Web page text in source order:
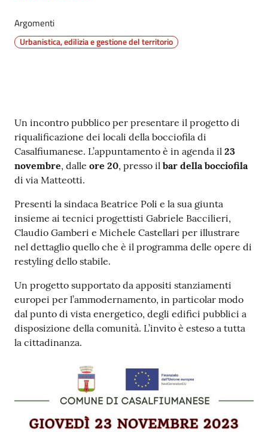
Argomenti
Urbanistica, edilizia e gestione del territorio
Contenuto
Un incontro pubblico per presentare il progetto di
riqualificazione dei locali della bocciofila di
Casalfiumanese. L’appuntamento è in agenda il 23
novembre, dalle ore 20, presso il bar della bocciofila
di via Matteotti.
Presenti la sindaca Beatrice Poli e la sua giunta
insieme ai tecnici progettisti Gabriele Baccilieri,
Claudio Gamberi e Michele Castellari per illustrare
nel dettaglio quello che è il programma delle opere di
restyling dello stabile.
Un progetto supportato da appositi stanziamenti
europei per l’ammodernamento, in particolar modo
dal punto di vista energetico, degli edifici pubblici a
disposizione della comunità. L’invito è esteso a tutta
la cittadinanza.